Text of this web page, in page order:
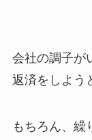
会社の調子が
返済をしよう
もちろん、繰